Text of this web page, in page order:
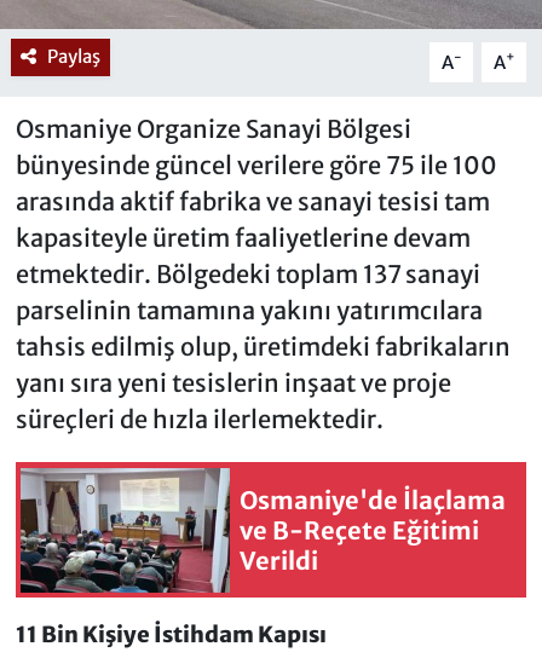
Paylaş A- A+
Osmaniye Organize Sanayi Bölgesi
bünyesinde güncel verilere göre 75 ile 100
arasında aktif fabrika ve sanayi tesisi tam
kapasiteyle üretim faaliyetlerine devam
etmektedir. Bölgedeki toplam 137 sanayi
parselinin tamamına yakını yatırımcılara
tahsis edilmiş olup, üretimdeki fabrikaların
yanı sıra yeni tesislerin inşaat ve proje
süreçleri de hızla ilerlemektedir.
Osmaniye'de İlaçlama
ve B-Reçete Eğitimi
Verildi
11 Bin Kişiye İstihdam Kapısı